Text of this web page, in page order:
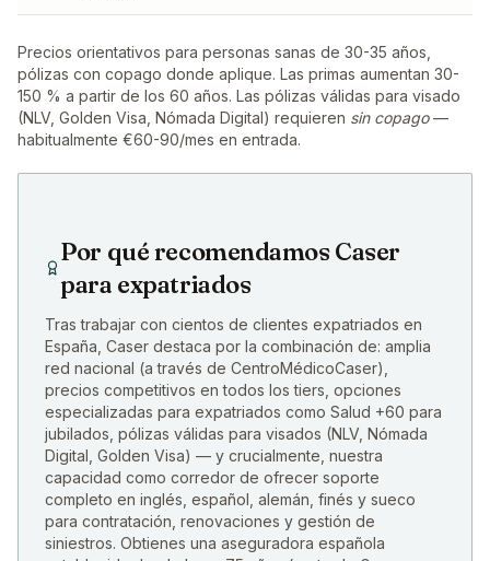
Precios orientativos para personas sanas de 30-35 años,
pólizas con copago donde aplique. Las primas aumentan 30-
150 % a partir de los 60 años. Las pólizas válidas para visado
(NLV, Golden Visa, Nómada Digital) requieren sin copago—
habitualmente €60-90/mes en entrada.
Por qué recomendamos Caser
para expatriados
Tras trabajar con cientos de clientes expatriados en
España, Caser destaca por la combinación de: amplia
red nacional (a través de CentroMédicoCaser),
precios competitivos en todos los tiers, opciones
especializadas para expatriados como Salud +60 para
jubilados, pólizas válidas para visados (NLV, Nómada
Digital, Golden Visa) — y crucialmente, nuestra
capacidad como corredor de ofrecer soporte
completo en inglés, español, alemán, finés y sueco
para contratación, renovaciones y gestión de
siniestros. Obtienes una aseguradora española